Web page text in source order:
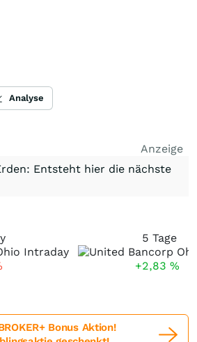
Analyse
Anzeige
Entsteht hier die nächste
5 Tage
+2,83 %
Bonus Aktion!